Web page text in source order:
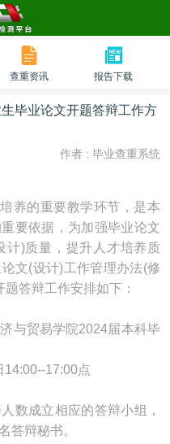
查重资讯 报告下载
毕业论文开题答辩工作方
作者 : 毕业查重系统
的重要教学环节，是本
要依据，为加强毕业论文
计)质量，提升人才培养质
文(设计)工作管理办法(修
答辩工作安排如下：
贸易学院2024届本科毕
17:00点
成立相应的答辩小组，
答辩秘书。